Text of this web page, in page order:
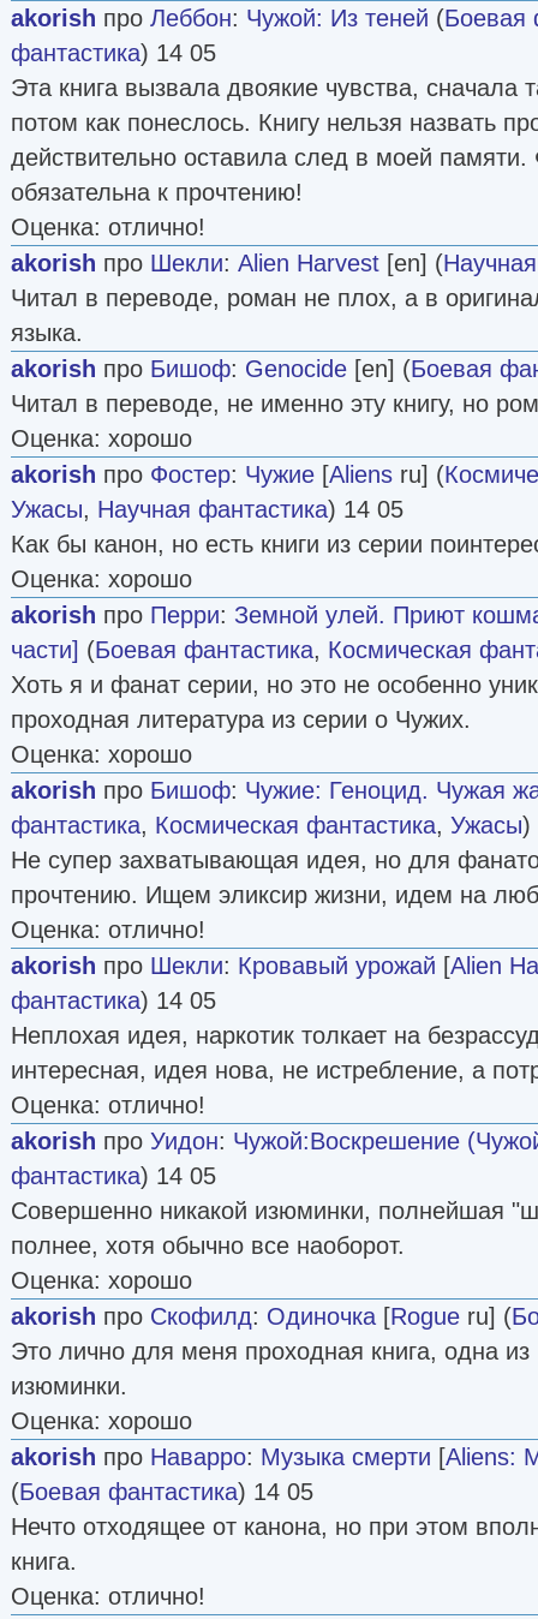
akorish про Леббон: Чужой: Из теней (Боевая
фантастика) 14 05
Эта книга вызвала двоякие чувства, сначала
потом как понеслось. Книгу нельзя назвать
действительно оставила след в моей
обязательна к прочтению!
Оценка: отлично!
akorish про Шекли: Alien Harvest [en] (
Читал в переводе, роман не плох, а в
языка.
akorish про Бишоф: Genocide [en] (Боевая
Читал в переводе, не именно эту книгу, но
Оценка: хорошо
akorish про Фостер: Чужие [Aliens ru] (
Ужасы, Научная фантастика) 14 05
Как бы канон, но есть книги из серии
Оценка: хорошо
akorish про Перри: Земной улей. Приют
части] (Боевая фантастика, Космическая
Хоть я и фанат серии, но это не особенно
проходная литература из серии о Чужих.
Оценка: хорошо
akorish про Бишоф: Чужие: Геноцид. Чужая
фантастика, Космическая фантастика, Ужасы)
Не супер захватывающая идея, но для
прочтению. Ищем эликсир жизни, идем на
Оценка: отлично!
akorish про Шекли: Кровавый урожай [Alien
фантастика) 14 05
Неплохая идея, наркотик толкает на
интересная, идея нова, не истребление, а
Оценка: отлично!
akorish про Уидон: Чужой:Воскрешение
фантастика) 14 05
Совершенно никакой изюминки, полнейшая
полнее, хотя обычно все наоборот.
Оценка: хорошо
akorish про Скофилд: Одиночка [Rogue ru] (
Это лично для меня проходная книга, одна из
изюминки.
Оценка: хорошо
akorish про Наварро: Музыка смерти [Aliens:
(Боевая фантастика) 14 05
Нечто отходящее от канона, но при этом
книга.
Оценка: отлично!